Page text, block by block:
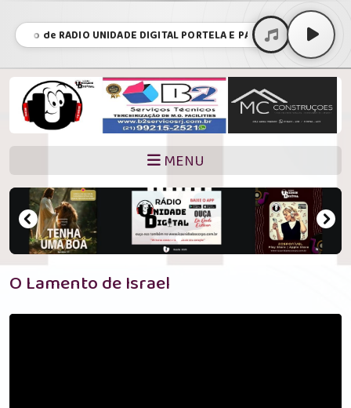
de RADIO UNIDADE DIGITAL PORTELA E PAIVA locutor
MENU
O Lamento de Israel